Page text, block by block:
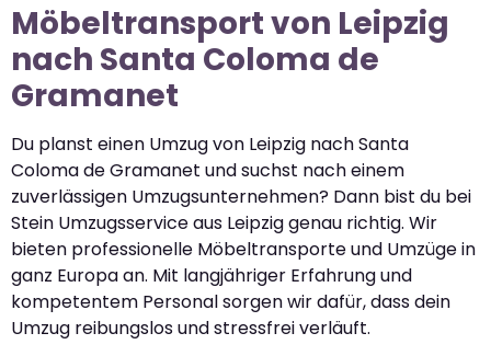
Möbeltransport von Leipzig
nach Santa Coloma de
Gramanet
Du planst einen Umzug von Leipzig nach Santa
Coloma de Gramanet und suchst nach einem
zuverlässigen Umzugsunternehmen? Dann bist du bei
Stein Umzugsservice aus Leipzig genau richtig. Wir
bieten professionelle Möbeltransporte und Umzüge in
ganz Europa an. Mit langjähriger Erfahrung und
kompetentem Personal sorgen wir dafür, dass dein
Umzug reibungslos und stressfrei verläuft.